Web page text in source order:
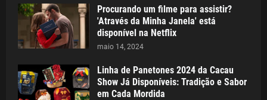
Procurando um filme para assistir?
'Através da Minha Janela' está
disponível na Netflix
maio 14, 2024
Linha de Panetones 2024 da Cacau
Show Já Disponíveis: Tradição e Sabor
em Cada Mordida